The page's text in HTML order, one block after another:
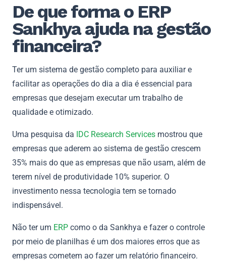
De que forma o ERP
Sankhya ajuda na gestão
financeira?
Ter um sistema de gestão completo para auxiliar e
facilitar as operações do dia a dia é essencial para
empresas que desejam executar um trabalho de
qualidade e otimizado.
Uma pesquisa da IDC Research Services mostrou que
empresas que aderem ao sistema de gestão crescem
35% mais do que as empresas que não usam, além de
terem nível de produtividade 10% superior. O
investimento nessa tecnologia tem se tornado
indispensável.
Não ter um ERP como o da Sankhya e fazer o controle
por meio de planilhas é um dos maiores erros que as
empresas cometem ao fazer um relatório financeiro.